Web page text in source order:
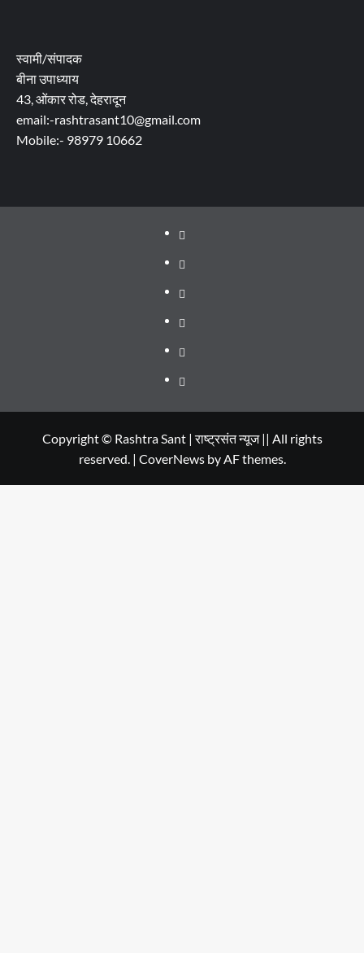
स्वामी/संपादक
बीना उपाध्याय
43, ओंकार रोड, देहरादून
email:-rashtrasant10@gmail.com
Mobile:- 98979 10662
About
WEB
SERIES
TO
Dehradun
Smart
City
Life
in
Dehradun
Places
to
in
Dehradun
सम्पर्क
Copyright © Rashtra Sant | राष्ट्रसंत न्यूज || All rights
reserved. | CoverNewsby AF themes.